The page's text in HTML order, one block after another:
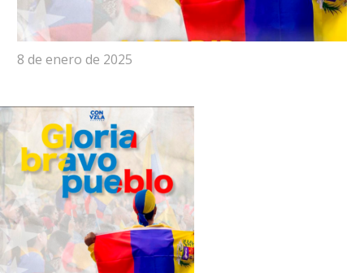
8 de enero de 2025